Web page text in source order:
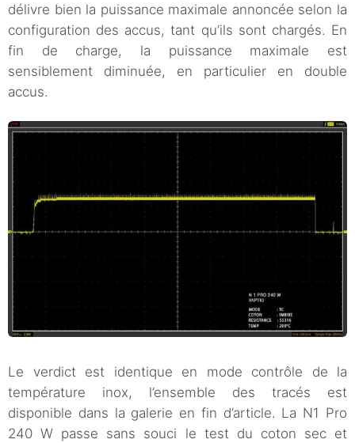
délivre bien la puissance maximale annoncée selon la
configuration des accus, tant qu’ils sont chargés. En
fin de charge, la puissance maximale est
sensiblement diminuée, en particulier en double
accus.
Le verdict est identique en mode contrôle de la
température inox, l’ensemble des tracés est
disponible dans la galerie en fin d’article. La N1 Pro
240 W passe sans souci le test du coton sec et